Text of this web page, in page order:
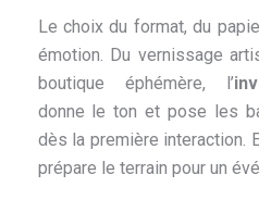
Le choix du format, du
émotion. Du vernissage
boutique éphémère, l’
donne le ton et pose les
dès la première interaction.
prépare le terrain pour un